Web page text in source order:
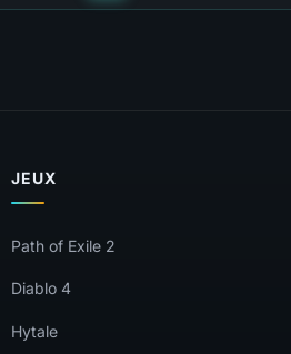
Blizzard
JEUX
Path of Exile 2
Diablo 4
Hytale